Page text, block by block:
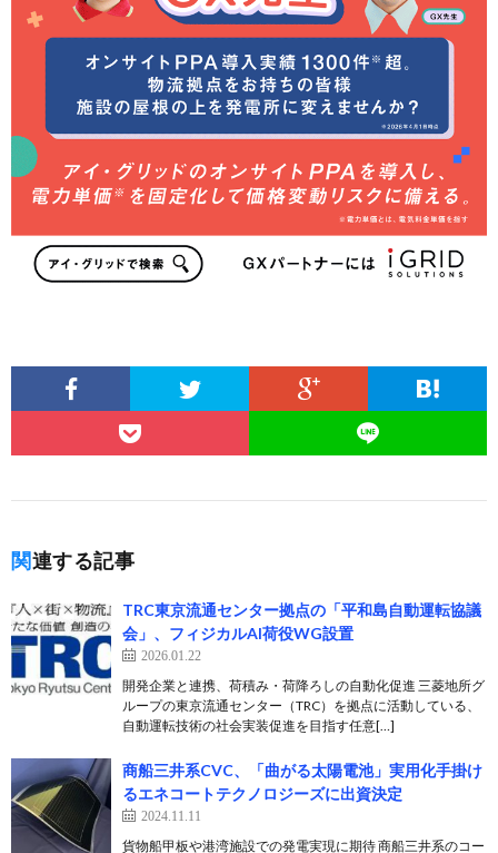
関連する記事
TRC東京流通センター拠点の「平和島自動運転協議
会」、フィジカルAI荷役WG設置
2026.01.22
開発企業と連携、荷積み・荷降ろしの自動化促進 三菱地所グ
ループの東京流通センター（TRC）を拠点に活動している、
自動運転技術の社会実装促進を目指す任意[…]
商船三井系CVC、「曲がる太陽電池」実用化手掛け
るエネコートテクノロジーズに出資決定
2024.11.11
貨物船甲板や港湾施設での発電実現に期待 商船三井系のコー